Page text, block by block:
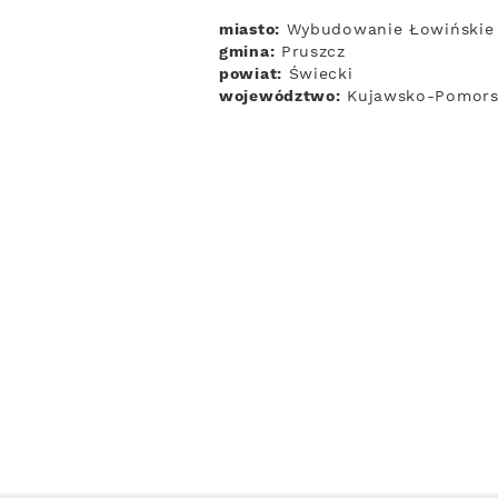
miasto: Wybudowanie Łowińskie
gmina: Pruszcz
powiat: Świecki
województwo: Kujawsko-